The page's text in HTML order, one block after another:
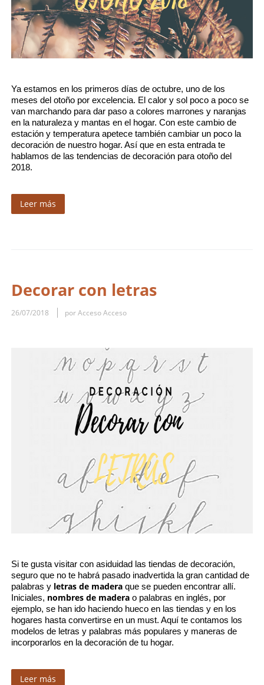
Ya estamos en los primeros días de octubre, uno de los
meses del otoño por excelencia. El calor y sol poco a poco se
van marchando para dar paso a colores marrones y naranjas
en la naturaleza y mantas en el hogar. Con este cambio de
estación y temperatura apetece también cambiar un poco la
decoración de nuestro hogar. Así que en esta entrada te
hablamos de las tendencias de decoración para otoño del
2018.
Leer más
Decorar con letras
26/07/2018 por Acceso Acceso
Si te gusta visitar con asiduidad las tiendas de decoración,
seguro que no te habrá pasado inadvertida la gran cantidad de
palabras y letras de madera que se pueden encontrar allí.
Iniciales, nombres de madera o palabras en inglés, por
ejemplo, se han ido haciendo hueco en las tiendas y en los
hogares hasta convertirse en un must. Aquí te contamos los
modelos de letras y palabras más populares y maneras de
incorporarlos en la decoración de tu hogar.
Leer más